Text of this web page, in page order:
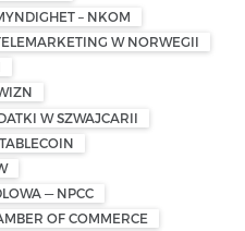
– NKOM
W NORWEGII
W SZWAJCARII
— NPCC
OF COMMERCE